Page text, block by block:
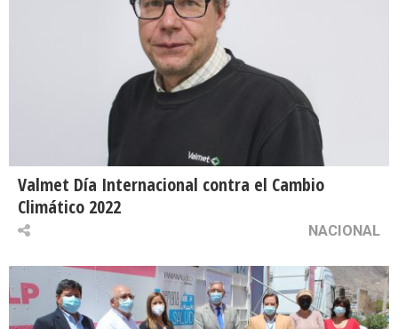
Valmet Día Internacional contra el Cambio
Climático 2022
NACIONAL